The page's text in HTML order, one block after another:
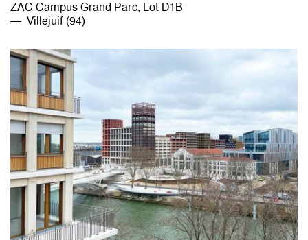
ZAC Campus Grand Parc, Lot D1B
Villejuif (94)